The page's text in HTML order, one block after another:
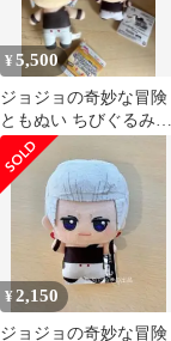
¥5,500
ジョジョの奇妙な冒険
ともぬい ちびぐるみ
ぬいぐるみ マスコット
ポルナレフ
¥2,150
ジョジョの奇妙な冒険